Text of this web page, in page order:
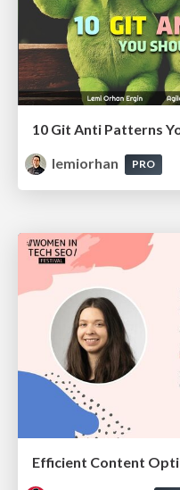
10 Git Anti Patterns
lemiorhan
PRO